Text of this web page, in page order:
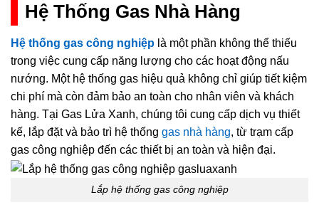
Hệ Thống Gas Nhà Hàng
Hệ thống gas công nghiệp là một phần không thể thiếu
trong việc cung cấp năng lượng cho các hoạt động nấu
nướng. Một hệ thống gas hiệu quả không chỉ giúp tiết kiệm
chi phí mà còn đảm bảo an toàn cho nhân viên và khách
hàng. Tại Gas Lửa Xanh, chúng tôi cung cấp dịch vụ thiết
kế, lắp đặt và bảo trì hệ thống gas nhà hàng, từ trạm cấp
gas công nghiệp đến các thiết bị an toàn và hiện đại.
Lắp hệ thống gas công nghiệp